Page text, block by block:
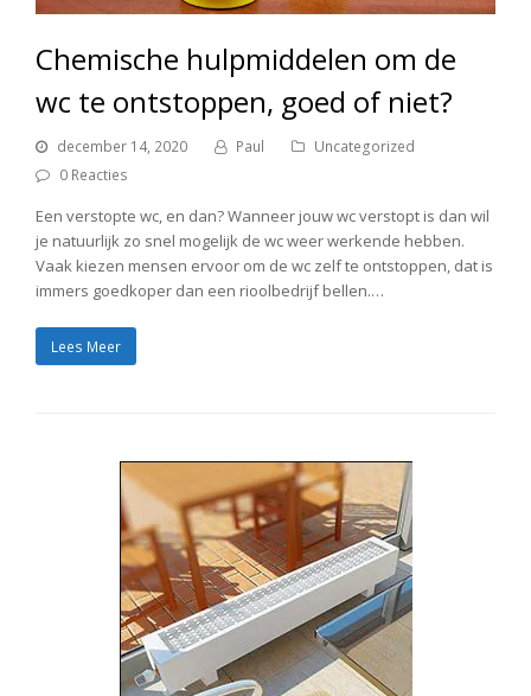
Chemische hulpmiddelen om de
wc te ontstoppen, goed of niet?
december 14, 2020 Paul
Uncategorized
0 Reacties
Een verstopte wc, en dan? Wanneer jouw wc verstopt is dan wil
je natuurlijk zo snel mogelijk de wc weer werkende hebben.
Vaak kiezen mensen ervoor om de wc zelf te ontstoppen, dat is
immers goedkoper dan een rioolbedrijf bellen.…
Lees Meer